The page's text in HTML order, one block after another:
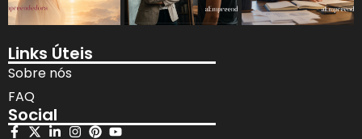
Links Úteis
Sobre nós
FAQ
Social